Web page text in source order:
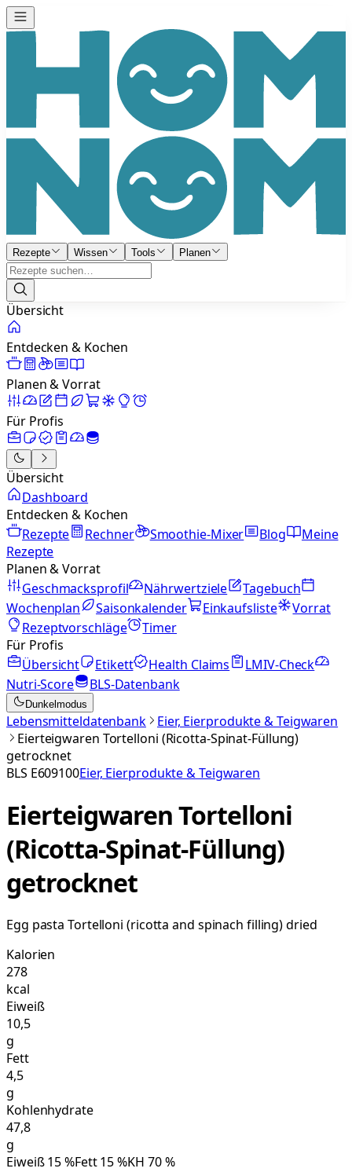
Rezepte Wissen Tools Planen
Übersicht
Entdecken & Kochen
Planen & Vorrat
Für Profis
Übersicht
Dashboard
Entdecken & Kochen
Rezepte
Rechner Smoothie-Mixer Blog
Meine
Rezepte
Planen & Vorrat
Geschmacksprofil
Nährwertziele
Tagebuch
Wochenplan
Saisonkalender Einkaufsliste
Vorrat
Rezeptvorschläge
Timer
Für Profis
Übersicht
Etikett Health Claims
LMIV-Check
Nutri-Score
BLS-Datenbank
Dunkelmodus
Lebensmitteldatenbank
Eier, Eierprodukte & Teigwaren
Eierteigwaren Tortelloni (Ricotta-Spinat-Füllung)
getrocknet
BLS E609100Eier, Eierprodukte & Teigwaren
Eierteigwaren Tortelloni
(Ricotta-Spinat-Füllung)
getrocknet
Egg pasta Tortelloni (ricotta and spinach filling) dried
Kalorien
278
kcal
Eiweiß
10,5
g
Fett
4,5
g
Kohlenhydrate
47,8
g
Eiweiß15%Fett15%KH 70%